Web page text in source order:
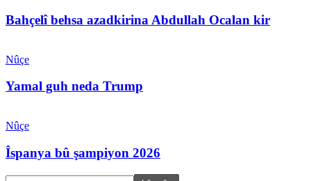
Bahçelî behsa azadkirina Abdullah Ocalan kir
Nûçe
Yamal guh neda Trump
Nûçe
Îspanya bû şampiyon 2026